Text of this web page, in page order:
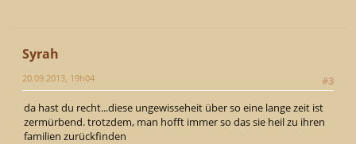
Syrah
#3
20.09.2013, 19h04
da hast du recht...diese ungewisseheit über so eine lange zeit ist
zermürbend. trotzdem, man hofft immer so das sie heil zu ihren
familien zurückfinden